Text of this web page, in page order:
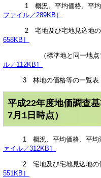
1 概況、平均価格、平均
ファイル／289KB］
2 宅地及び宅地見込地
658KB］
（標準地と同一地点
ル／112KB］
3 林地の価格等の一
平成22年度地価調査
7月1日時点）
1 概況、平均価格、平均
ァイル／312KB］
2 宅地及び宅地見込地
551KB］